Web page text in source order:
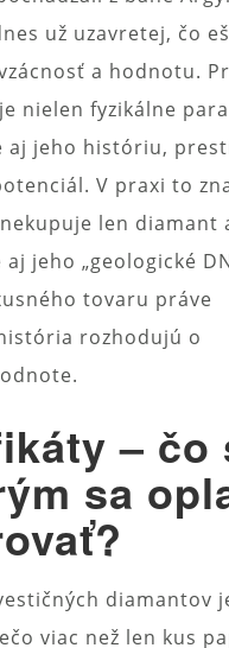
už uzavretej, čo
a hodnotu.
nielen fyzikálne
aj jeho históriu,
V praxi to
len diamant
jeho „geologické
tovaru práve
rozhodujú o
– čo
sa
diamantov
viac než len kus